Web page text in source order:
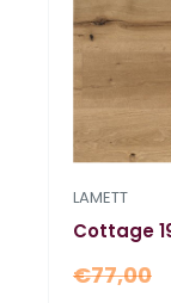
LAMETT
Cottage
Normale
€77,00